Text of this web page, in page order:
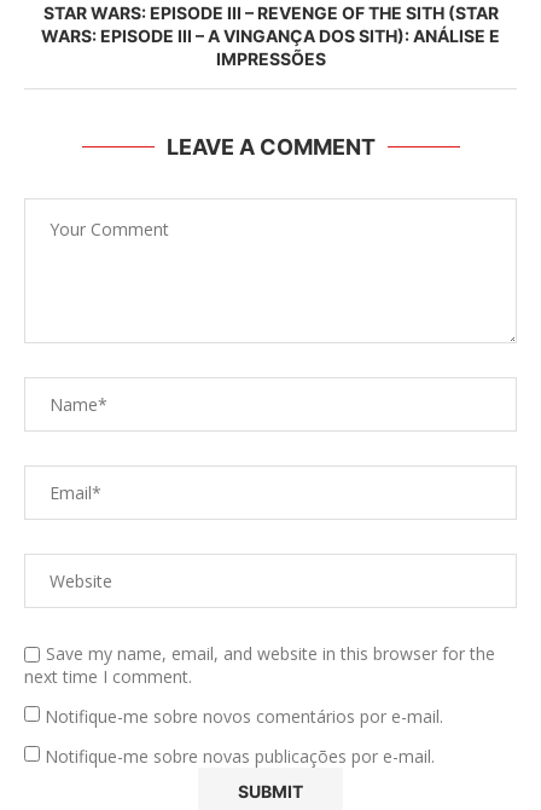
STAR WARS: EPISODE III – REVENGE OF THE SITH (STAR
WARS: EPISODE III – A VINGANÇA DOS SITH): ANÁLISE E
IMPRESSÕES
LEAVE A COMMENT
Save my name, email, and website in this browser for the
next time I comment.
Notifique-me sobre novos comentários por e-mail.
Notifique-me sobre novas publicações por e-mail.